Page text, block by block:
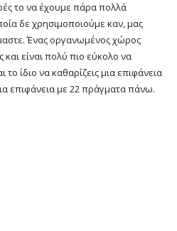
το να έχουμε πάρα πολλά
δε χρησιμοποιούμε καν, μας
Ένας οργανωμένος χώρος
και είναι πολύ πιο εύκολο να
το ίδιο να καθαρίζεις μια επιφάνεια
επιφάνεια με 22 πράγματα πάνω.